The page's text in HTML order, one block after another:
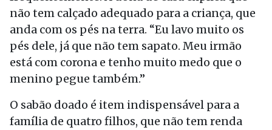
não tem calçado adequado para a criança, que
anda com os pés na terra. “Eu lavo muito os
pés dele, já que não tem sapato. Meu irmão
está com corona e tenho muito medo que o
menino pegue também.”
O sabão doado é item indispensável para a
família de quatro filhos, que não tem renda